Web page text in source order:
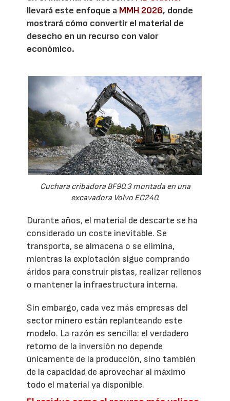
llevará este enfoque a MMH 2026, donde
mostrará cómo convertir el material de
desecho en un recurso con valor
económico.
Cuchara cribadora BF90.3 montada en una
excavadora Volvo EC240.
Durante años, el material de descarte se ha
considerado un coste inevitable. Se
transporta, se almacena o se elimina,
mientras la explotación sigue comprando
áridos para construir pistas, realizar rellenos
o mantener la infraestructura interna.
Sin embargo, cada vez más empresas del
sector minero están replanteando este
modelo. La razón es sencilla: el verdadero
retorno de la inversión no depende
únicamente de la producción, sino también
de la capacidad de aprovechar al máximo
todo el material ya disponible.